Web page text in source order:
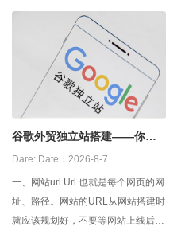
谷歌外贸独立站搭建——你建
对了吗？？
Dare: Date：2026-8-7
一、网站url Url 也就是每个网页的网
址、路径。网站的URL从网站搭建时
就应该规划好，不要等网站上线后再